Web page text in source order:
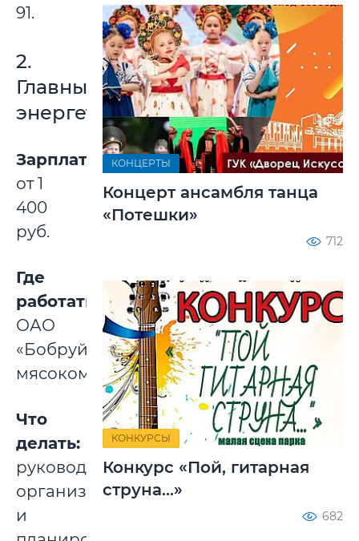
91.
2.
Главный
энергетик
Зарплата:
от 1
400
руб.
Где
работать:
ОАО
«Бобруйский
мясокомбинат».
Что
делать:
руководство
организацией
и
КОНЦЕРТЫ
Концерт ансамбля танца
«Потешки»
712
КОНКУРСЫ
Конкурс «Пой, гитарная
струна...»
682